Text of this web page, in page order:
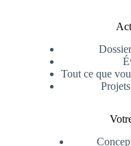
Tout ce que